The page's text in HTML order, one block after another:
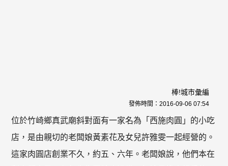
棒!城市彙編
發佈時間： 2016-09-06 07:54
位於竹崎鄉真武廟斜對面有一家名為「西施肉圓」的小吃
店，是由親切的老闆娘黃素花及女兒許雅雯一起經營的。
這家肉圓店創業不久，約五、六年。老闆娘說，他們本在